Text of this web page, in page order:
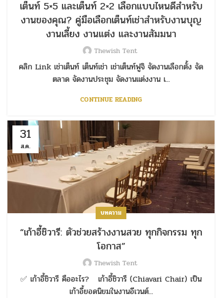
เต็นท์ 5×5 และเต็นท์ 2×2 เลือกแบบไหนดีสำหรับ
งานของคุณ? คู่มือเลือกเต็นท์เช่าสำหรับงานบุญ
งานเลี้ยง งานแต่ง และงานสัมมนา
Thewish Tent
คลิก Link เช่าเต็นท์ เต็นท์เช่า เช่าเต็นท์ฟูจิ จัดงานเลือกตั้ง จัด
ตลาด จัดงานประชุม จัดงานแต่งงาน เ...
CONTINUE READING
31
ส.ค.
บทความ
“เก้าอี้ชิวารี: ตัวช่วยสร้างงานสวย ทุกกิจกรรม ทุก
โอกาส”
Thewish Tent
✅ เก้าอี้ชิวารี คืออะไร? เก้าอี้ชิวารี (Chiavari Chair) เป็น
เก้าอี้ยอดนิยมในงานอีเวนต์...